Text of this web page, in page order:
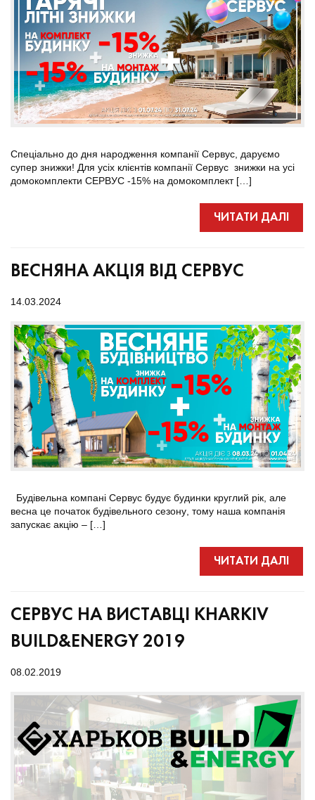
Спеціально до дня народження компанії Сервус, даруємо
супер знижки! Для усіх клієнтів компанії Сервус знижки на усі
домокомплекти СЕРВУС -15% на домокомплект […]
ЧИТАТИ ДАЛІ
ВЕСНЯНА АКЦІЯ ВІД СЕРВУС
14.03.2024
Будівельна компані Сервус будує будинки круглий рік, але
весна це початок будівельного сезону, тому наша компанія
запускає акцію – […]
ЧИТАТИ ДАЛІ
СЕРВУС НА ВИСТАВЦІ KHARKIV
BUILD&ENERGY 2019
08.02.2019